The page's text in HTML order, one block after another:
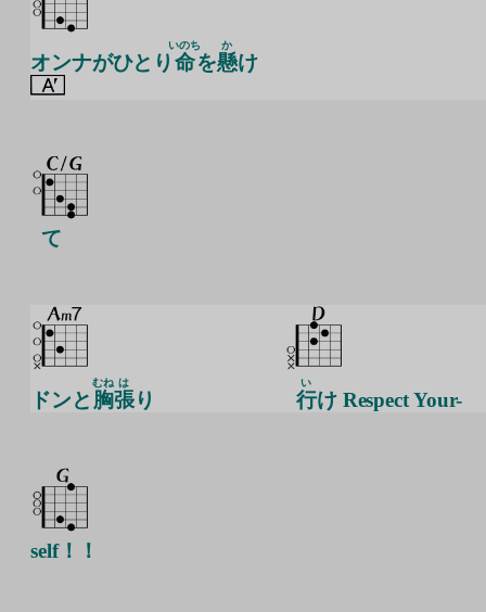
オンナがひとり 命
いのち
を懸
か
け
て
ドンと 胸
むね
張
は
り 行
い
け Respect Your-
self！！